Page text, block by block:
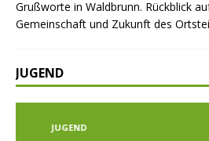
Grußworte in Waldbrunn. Rückblick
Gemeinschaft und Zukunft des
JUGEND
JUGEND